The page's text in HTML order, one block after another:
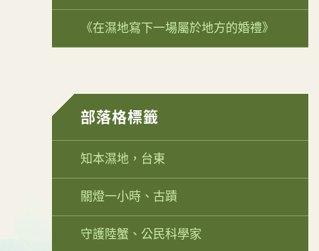
《在濕地寫下一場屬於地方的婚禮》
部落格標籤
知本濕地，台東
關燈一小時、古蹟
守護陸蟹、公民科學家